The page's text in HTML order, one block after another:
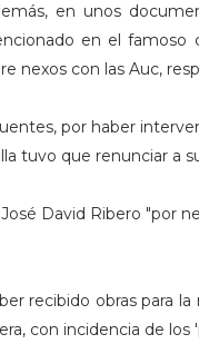
en unos
en el famoso
nexos con las Auc,
por haber
tuvo que renunciar a
David Ribero "por
recibido obras para
con incidencia de los